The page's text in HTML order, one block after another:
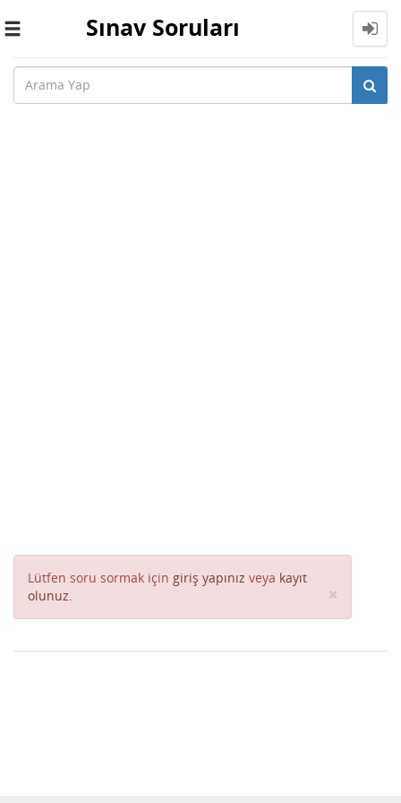
Toggle
Sınav Soruları
Lütfen soru sormak için giriş yapınız veya kayıt
olunuz. ×